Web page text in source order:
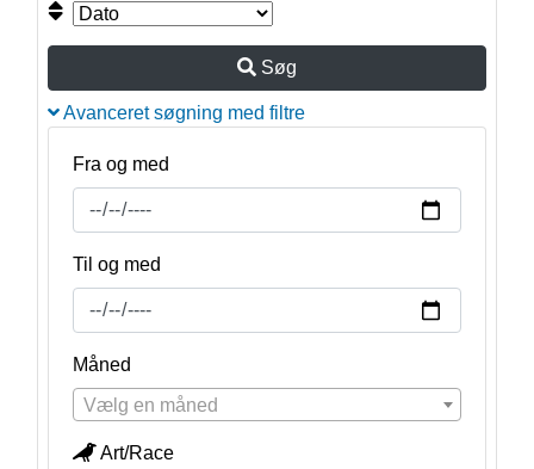
Søg
Avanceret søgning med filtre
Fra og med
Til og med
Måned
Vælg en måned
Art/Race